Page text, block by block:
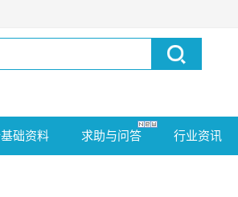
础资料 求助与问答 行业资讯